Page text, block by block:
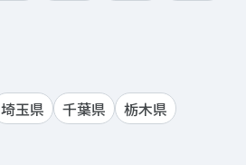
埼玉県 千葉県
栃木県